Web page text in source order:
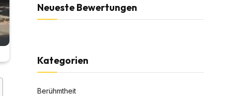
Neueste Bewertungen
Kategorien
Berühmtheit